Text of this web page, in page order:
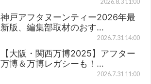
2026.8.3 11:00
神戸アフタヌーンティー2026年最
新版、編集部取材のおす…
2026.7.31 14:00
【大阪・関西万博2025】アフター
万博＆万博レガシーも！…
2026.7.31 11:00